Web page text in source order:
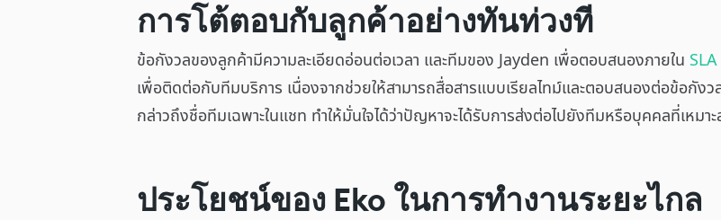
การโต้ตอบกับลูกค้าอย่างทันท่วงที
ข้อกังวลของลูกค้ามีความละเอียดอ่อนต่อเวลา และทีมของ Jayden เพื่อตอบสนองภายใน SLA
เพื่อติดต่อกับทีมบริการ เนื่องจากช่วยให้สามารถสื่อสารแบบเรียลไทม์และตอบสนองต่อข้อกัง
กล่าวถึงชื่อทีมเฉพาะในแชท ทำให้มั่นใจได้ว่าปัญหาจะได้รับการส่งต่อไปยังทีมหรือบุคคลที่เหมาะ
ประโยชน์ของ Eko ในการทำงานระยะไกล